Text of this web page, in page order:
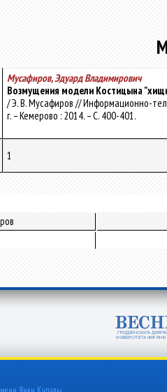
Мусафиров, Эдуард Владимирович
Возмущения модели Костицына
/ Э. В. Мусафиров // Информационно-
г. – Кемерово : 2014. – С. 400-401.
1